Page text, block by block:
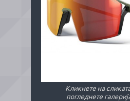
Кликнете на
погледнете